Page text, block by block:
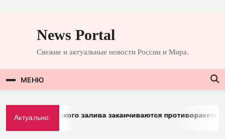
содержимомуNews Portal
Свежие и актуальные новости России и Мира.
МЕНЮ
Актуально:
стран Персидского залива заканчиваются противоракеты